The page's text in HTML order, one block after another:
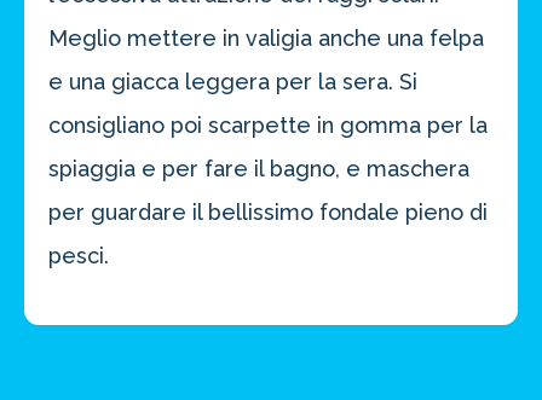
Meglio mettere in valigia anche una felpa
e una giacca leggera per la sera. Si
consigliano poi scarpette in gomma per la
spiaggia e per fare il bagno, e maschera
per guardare il bellissimo fondale pieno di
pesci.